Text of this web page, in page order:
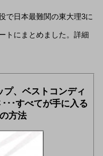
で日本最難関の東大理3に
トにまとめました。詳細
、ベストコンディ
･･すべてが手に入る
方法